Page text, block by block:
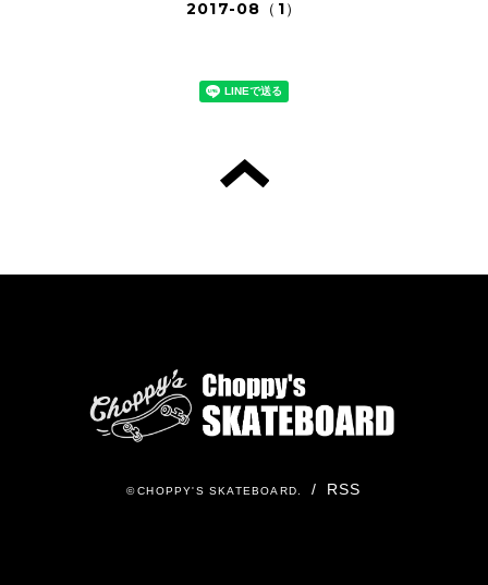
2017-08（1）
©CHOPPY'S SKATEBOARD. / RSS